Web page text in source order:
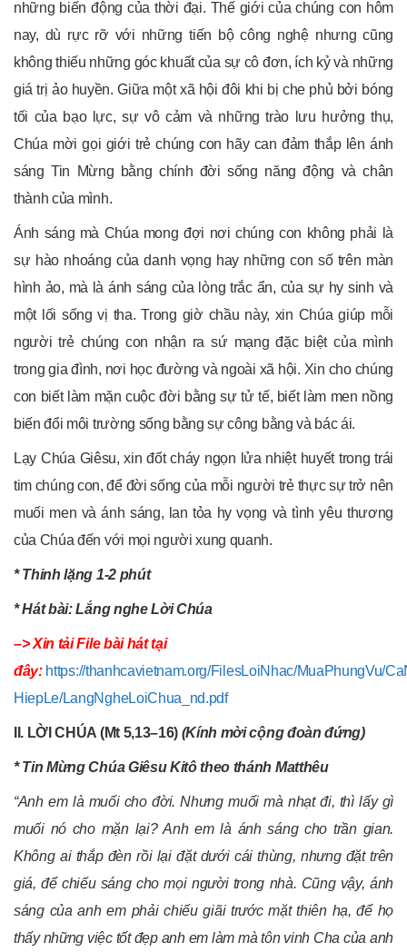
những biến động của thời đại. Thế giới của chúng con hôm
nay, dù rực rỡ với những tiến bộ công nghệ nhưng cũng
không thiếu những góc khuất của sự cô đơn, ích kỷ và những
giá trị ảo huyền. Giữa một xã hội đôi khi bị che phủ bởi bóng
tối của bạo lực, sự vô cảm và những trào lưu hưởng thụ,
Chúa mời gọi giới trẻ chúng con hãy can đảm thắp lên ánh
sáng Tin Mừng bằng chính đời sống năng động và chân
thành của mình.
Ánh sáng mà Chúa mong đợi nơi chúng con không phải là
sự hào nhoáng của danh vọng hay những con số trên màn
hình ảo, mà là ánh sáng của lòng trắc ẩn, của sự hy sinh và
một lối sống vị tha. Trong giờ chầu này, xin Chúa giúp mỗi
người trẻ chúng con nhận ra sứ mạng đặc biệt của mình
trong gia đình, nơi học đường và ngoài xã hội. Xin cho chúng
con biết làm mặn cuộc đời bằng sự tử tế, biết làm men nồng
biến đổi môi trường sống bằng sự công bằng và bác ái.
Lạy Chúa Giêsu, xin đốt cháy ngọn lửa nhiệt huyết trong trái
tim chúng con, để đời sống của mỗi người trẻ thực sự trở nên
muối men và ánh sáng, lan tỏa hy vọng và tình yêu thương
của Chúa đến với mọi người xung quanh.
* Thinh lặng 1-2 phút
* Hát bài: Lắng nghe Lời Chúa
–> Xin tải File bài hát tại
đây: https://thanhcavietnam.org/FilesLoiNhac/MuaPhungVu/
HiepLe/LangNgheLoiChua_nd.pdf
II. LỜI CHÚA (Mt 5,13–16) (Kính mời cộng đoàn đứng)
* Tin Mừng Chúa Giêsu Kitô theo thánh Matthêu
“Anh em là muối cho đời. Nhưng muối mà nhạt đi, thì lấy gì
muối nó cho mặn lại? Anh em là ánh sáng cho trần gian.
Không ai thắp đèn rồi lại đặt dưới cái thùng, nhưng đặt trên
giá, để chiếu sáng cho mọi người trong nhà. Cũng vậy, ánh
sáng của anh em phải chiếu giãi trước mặt thiên hạ, để họ
thấy những việc tốt đẹp anh em làm mà tôn vinh Cha của anh